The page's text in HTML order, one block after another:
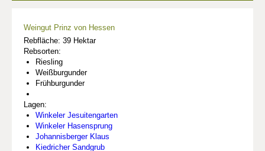
Weingut Prinz von Hessen
Rebfläche: 39 Hektar
Rebsorten:
Riesling
Weißburgunder
Frühburgunder
Lagen:
Winkeler Jesuitengarten
Winkeler Hasensprung
Johannisberger Klaus
Kiedricher Sandgrub